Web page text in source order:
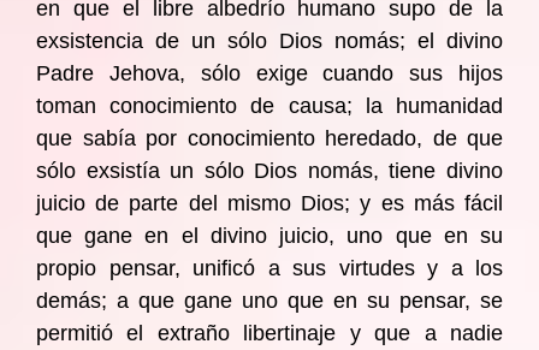
en que el libre albedrío humano supo de la
exsistencia de un sólo Dios nomás; el divino
Padre Jehova, sólo exige cuando sus hijos
toman conocimiento de causa; la humanidad
que sabía por conocimiento heredado, de que
sólo exsistía un sólo Dios nomás, tiene divino
juicio de parte del mismo Dios; y es más fácil
que gane en el divino juicio, uno que en su
propio pensar, unificó a sus virtudes y a los
demás; a que gane uno que en su pensar, se
permitió el extraño libertinaje y que a nadie